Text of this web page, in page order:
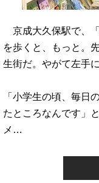
京成大久保駅で、
を歩くと、もっと。
生街だ。やがて左手
「小学生の頃、毎日
たところなんです」
メ…